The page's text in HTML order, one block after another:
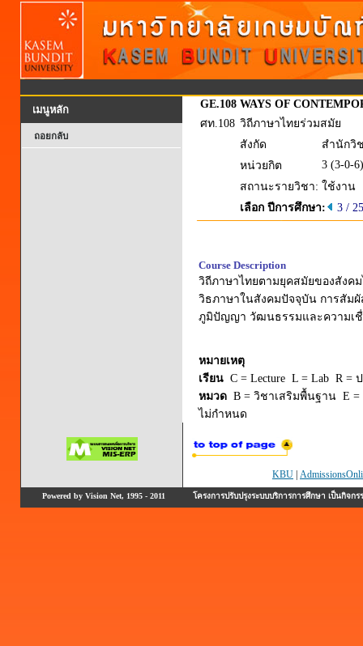
เมนูหลัก
ถอยกลับ
GE.108 WAYS OF
ศท.108 วิถีภาษาไทยร่วมสมัย
สังกัด
สำนักวิ
หน่วยกิต
3 (3-0-6)
สถานะรายวิชา: ใช้งาน
เลือก ปีการศึกษา:
3 /
Course Description
วิถีภาษาไทยตามยุคสมัยของสังค
วิธภาษาในสังคมปัจจุบัน การสัม
ภูมิปัญญา วัฒนธรรมและความเชื่
หมายเหตุ
เรียน C = Lecture L = Lab R =
หมวด B = วิชาเสริมพื้นฐาน E
ไม่กำหนด
KBU
Powered by Vision Net, 1995 - 2011 โครงการปรับปรุงระบบบริการการศึกษา เป็นกิ